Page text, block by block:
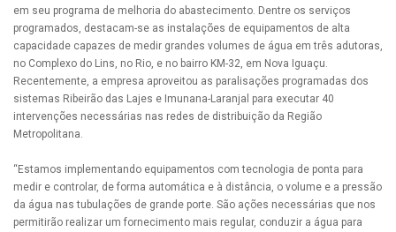
em seu programa de melhoria do abastecimento. Dentre os serviços
programados, destacam-se as instalações de equipamentos de alta
capacidade capazes de medir grandes volumes de água em três adutoras,
no Complexo do Lins, no Rio, e no bairro KM-32, em Nova Iguaçu.
Recentemente, a empresa aproveitou as paralisações programadas dos
sistemas Ribeirão das Lajes e Imunana-Laranjal para executar 40
intervenções necessárias nas redes de distribuição da Região
Metropolitana.
“Estamos implementando equipamentos com tecnologia de ponta para
medir e controlar, de forma automática e à distância, o volume e a pressão
da água nas tubulações de grande porte. São ações necessárias que nos
permitirão realizar um fornecimento mais regular, conduzir a água para